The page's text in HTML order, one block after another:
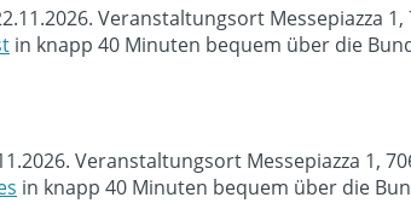
Veranstaltungsort Messepiazza
in knapp 40 Minuten bequem über die
Veranstaltungsort Messepiazza 1,
in knapp 40 Minuten bequem über die